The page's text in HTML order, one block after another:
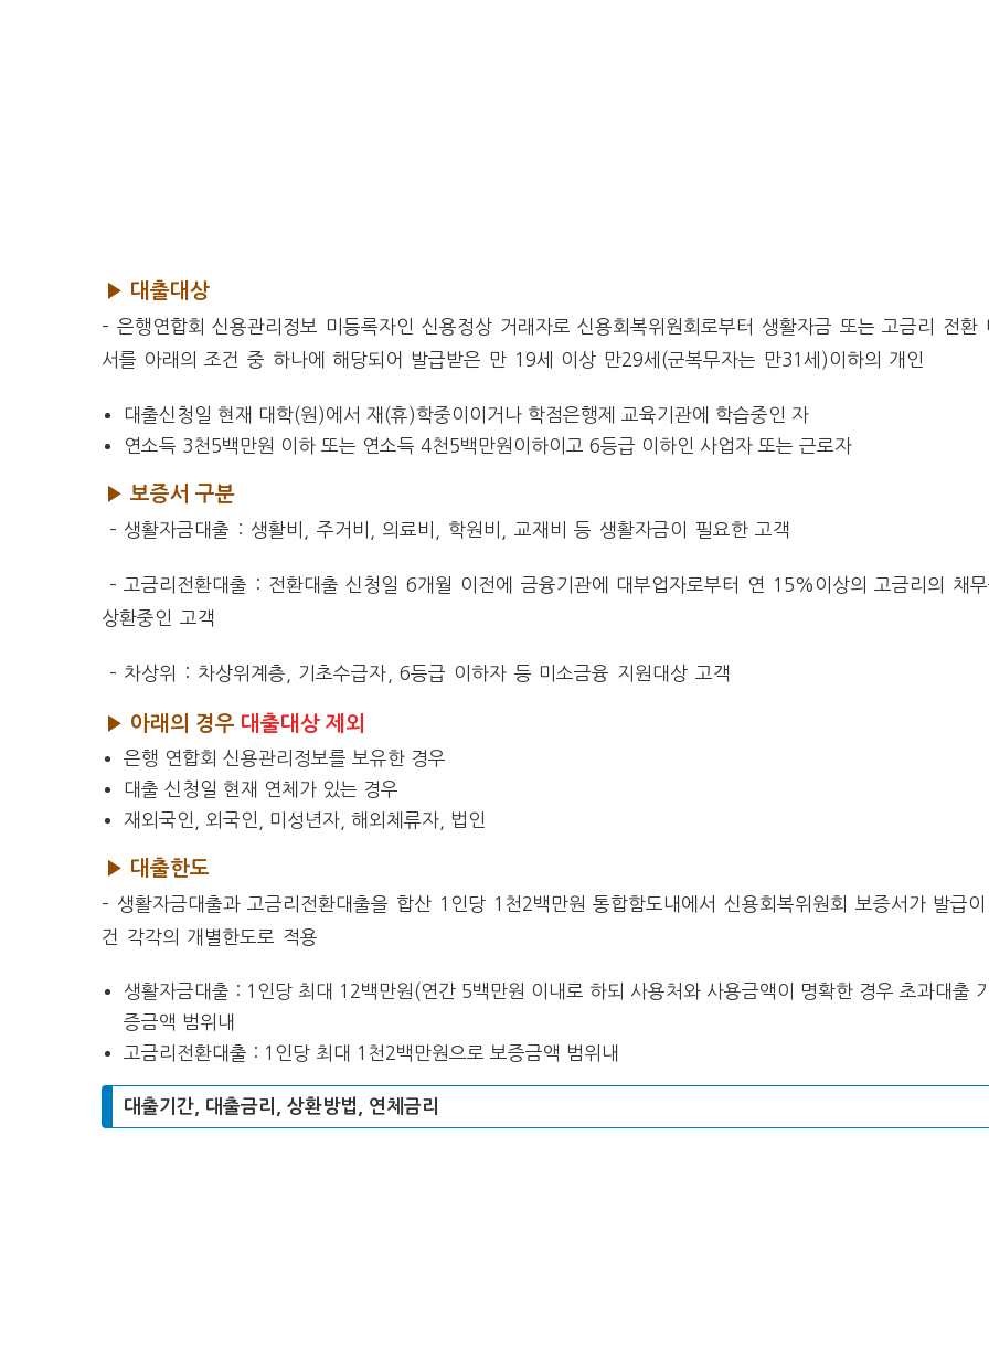
▶ 대출대상
– 은행연합회 신용관리정보 미등록자인 신용정상 거래자로 신용회복위원회로부터 생활자금 또는 고금리 전환
서를 아래의 조건 중 하나에 해당되어 발급받은 만 19세 이상 만29세(군복무자는 만31세)이하의 개인
대출신청일 현재 대학(원)에서 재(휴)학중이이거나 학점은행제 교육기관에 학습중인 자
연소득 3천5백만원 이하 또는 연소득 4천5백만원이하이고 6등급 이하인 사업자 또는 근로자
▶ 보증서 구분
– 생활자금대출 : 생활비, 주거비, 의료비, 학원비, 교재비 등 생활자금이 필요한 고객
– 고금리전환대출 : 전환대출 신청일 6개월 이전에 금융기관에 대부업자로부터 연 15%이상의 고금리의 채
상환중인 고객
– 차상위 : 차상위계층, 기초수급자, 6등급 이하자 등 미소금융 지원대상 고객
▶ 아래의 경우 대출대상 제외
은행 연합회 신용관리정보를 보유한 경우
대출 신청일 현재 연체가 있는 경우
재외국인, 외국인, 미성년자, 해외체류자, 법인
▶ 대출한도
– 생활자금대출과 고금리전환대출을 합산 1인당 1천2백만원 통합함도내에서 신용회복위원회 보증서가 발급
건 각각의 개별한도로 적용
생활자금대출 : 1인당 최대 12백만원(연간 5백만원 이내로 하되 사용처와 사용금액이 명확한 경우 초과대출
증금액 범위내
고금리전환대출 : 1인당 최대 1천2백만원으로 보증금액 범위내
대출기간, 대출금리, 상환방법, 연체금리